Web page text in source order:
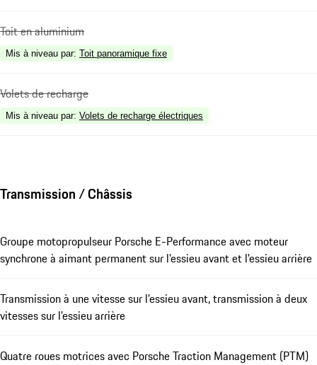
Toit en aluminium
Mis à niveau par: Toit panoramique fixe
Volets de recharge
Mis à niveau par: Volets de recharge électriques
Transmission / Châssis
Groupe motopropulseur Porsche E-Performance avec moteur
synchrone à aimant permanent sur l'essieu avant et l'essieu arrière
Transmission à une vitesse sur l'essieu avant, transmission à deux
vitesses sur l'essieu arrière
Quatre roues motrices avec Porsche Traction Management (PTM)